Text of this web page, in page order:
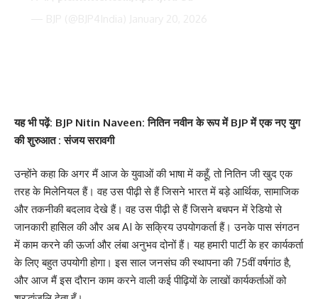
यह भी पढ़ें: BJP Nitin Naveen: नितिन नवीन के रूप में BJP में एक नए युग
की शुरुआत : संजय सरावगी
उन्होंने कहा कि अगर मैं आज के युवाओं की भाषा में कहूँ, तो नितिन जी खुद एक
तरह के मिलेनियल हैं। वह उस पीढ़ी से हैं जिसने भारत में बड़े आर्थिक, सामाजिक
और तकनीकी बदलाव देखे हैं। वह उस पीढ़ी से हैं जिसने बचपन में रेडियो से
जानकारी हासिल की और अब AI के सक्रिय उपयोगकर्ता हैं। उनके पास संगठन
में काम करने की ऊर्जा और लंबा अनुभव दोनों हैं। यह हमारी पार्टी के हर कार्यकर्ता
के लिए बहुत उपयोगी होगा। इस साल जनसंघ की स्थापना की 75वीं वर्षगांठ है,
और आज मैं इस दौरान काम करने वाली कई पीढ़ियों के लाखों कार्यकर्ताओं को